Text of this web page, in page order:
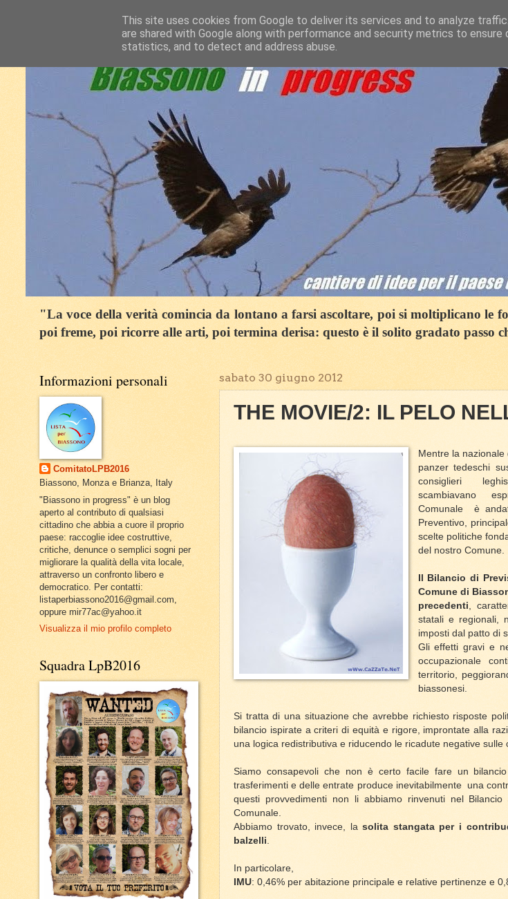
"La voce della verità comincia da lontano a farsi ascoltare, poi si moltiplicano le
poi freme, poi ricorre alle arti, poi termina derisa: questo è il solito gradato passo
sabato 30 giugno 2012
THE MOVIE/2: IL PELO
Mentre la
panzer tedeschi
consiglieri
scambiavano
Comunale
è
Preventivo,
scelte politiche
del nostro Comune.
Il Bilancio di
Comune di
precedenti ,
statali e regionali,
imposti dal patto di
Gli effetti gravi e
occupazionale
territorio,
biassonesi.
Si tratta di una situazione che avrebbe richiesto risposte
bilancio ispirate a criteri di equità e rigore, improntate alla
una logica redistributiva e riducendo le ricadute negative sulle
Siamo consapevoli che non è certo facile fare un
trasferimenti e delle entrate produce inevitabilmente una
questi provvedimenti non li abbiamo rinvenuti nel
Comunale.
Abbiamo trovato, invece, lasolita stangata per i
balzelli
In particolare,
IMU: 0,46% per abitazione principale e relative pertinenze e
Informazioni personali
ComitatoLPB2016
Biassono, Monza e Brianza, Italy
"Biassono in progress" è un blog
aperto al contributo di qualsiasi
cittadino che abbia a cuore il proprio
paese: raccoglie idee costruttive,
critiche, denunce o semplici sogni per
migliorare la qualità della vita locale,
attraverso un confronto libero e
democratico. Per contatti:
listaperbiassono2016@gmail.com,
oppure mir77ac@yahoo.it
Visualizza il mio profilo completo
Squadra LpB2016
This site uses cookies from Google to deliver its services and to analyze
are shared with Google along with performance and security metrics to
statistics, and to detect and address abuse.